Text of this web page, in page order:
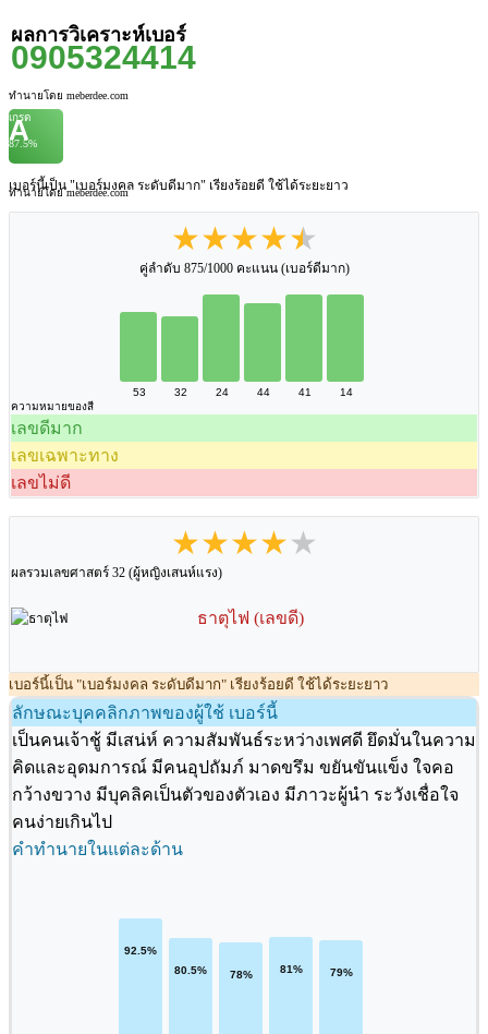
ผลการวิเคราะห์เบอร์
0905324414
ทำนายโดย meberdee.com
เกรด
A
87.5%
เบอร์นี้เป็น "เบอร์มงคล ระดับดีมาก" เรียงร้อยดี ใช้ได้ระยะยาว
ทำนายโดย meberdee.com
★★★★★
คู่ลำดับ 875/1000 คะแนน (เบอร์ดีมาก)
53 32 24 44 41
14
ความหมายของสี
เลขดีมาก
เลขเฉพาะทาง
เลขไม่ดี
★★★★★
ผลรวมเลขศาสตร์ 32 (ผู้หญิงเสนห์แรง)
ธาตุไฟ (เลขดี)
เบอร์นี้เป็น "เบอร์มงคล ระดับดีมาก" เรียงร้อยดี ใช้ได้ระยะยาว
ลักษณะบุคคลิกภาพของผู้ใช้ เบอร์นี้
เป็นคนเจ้าชู้ มีเสน่ห์ ความสัมพันธ์ระหว่างเพศดี ยึดมั่นในความ
คิดและอุดมการณ์ มีคนอุปถัมภ์ มาดขรึม ขยันขันแข็ง ใจคอ
กว้างขวาง มีบุคลิคเป็นตัวของตัวเอง มีภาวะผู้นำ ระวังเชื่อใจ
คนง่ายเกินไป
คำทำนายในแต่ละด้าน